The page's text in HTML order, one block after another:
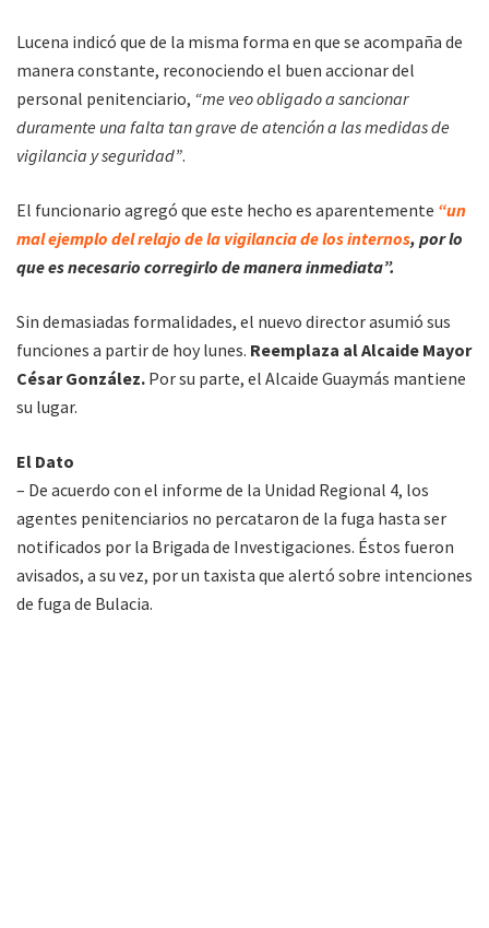
Lucena indicó que de la misma forma en que se acompaña de
manera constante, reconociendo el buen accionar del
personal penitenciario, “me veo obligado a sancionar
duramente una falta tan grave de atención a las medidas de
vigilancia y seguridad”.
El funcionario agregó que este hecho es aparentemente “un
mal ejemplo del relajo de la vigilancia de los internos, por lo
que es necesario corregirlo de manera inmediata”.
Sin demasiadas formalidades, el nuevo director asumió sus
funciones a partir de hoy lunes. Reemplaza al Alcaide Mayor
César González. Por su parte, el Alcaide Guaymás mantiene
su lugar.
El Dato
– De acuerdo con el informe de la Unidad Regional 4, los
agentes penitenciarios no percataron de la fuga hasta ser
notificados por la Brigada de Investigaciones. Éstos fueron
avisados, a su vez, por un taxista que alertó sobre intenciones
de fuga de Bulacia.